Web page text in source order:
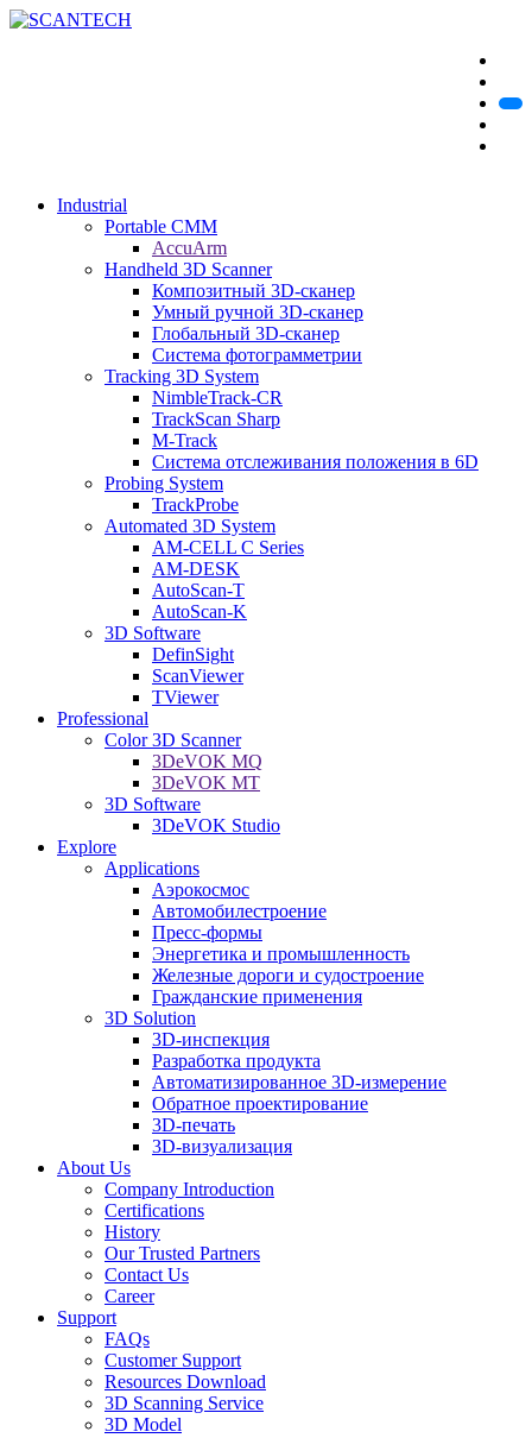
Industrial
Portable CMM
AccuArm
Handheld 3D Scanner
Композитный 3D-сканер
Умный ручной 3D-сканер
Глобальный 3D-сканер
Система фотограмметрии
Tracking 3D System
NimbleTrack-CR
TrackScan Sharp
M-Track
Система отслеживания положения в 6D
Probing System
TrackProbe
Automated 3D System
AM-CELL C Series
AM-DESK
AutoScan-T
AutoScan-K
3D Software
DefinSight
ScanViewer
TViewer
Professional
Color 3D Scanner
3DeVOK MQ
3DeVOK MT
3D Software
3DeVOK Studio
Explore
Applications
Аэрокосмос
Автомобилестроение
Пресс-формы
Энергетика и промышленность
Железные дороги и судостроение
Гражданские применения
3D Solution
3D-инспекция
Разработка продукта
Автоматизированное 3D-измерение
Обратное проектирование
3D-печать
3D-визуализация
About Us
Company Introduction
Certifications
History
Our Trusted Partners
Contact Us
Career
Support
FAQs
Customer Support
Resources Download
3D Scanning Service
3D Model